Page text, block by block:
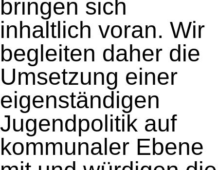
bringen sich
inhaltlich voran. Wir
begleiten daher die
Umsetzung einer
eigenständigen
Jugendpolitik auf
kommunaler Ebene